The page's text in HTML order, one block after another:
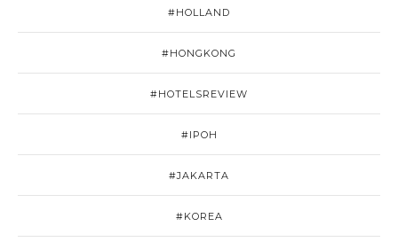
#HOLLAND
#HONGKONG
#HOTELSREVIEW
#IPOH
#JAKARTA
#KOREA